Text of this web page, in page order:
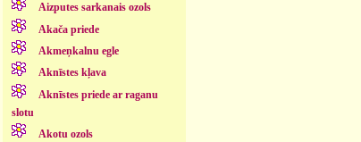
Aizputes sarkanais ozols
Akača priede
Akmeņkalnu egle
Aknīstes kļava
Aknīstes priede ar raganu
slotu
Akotu ozols